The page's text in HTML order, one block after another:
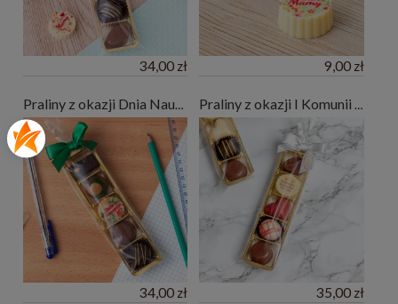
34,00 zł 9,00 zł
Praliny z okazji Dnia Nauczyciela - 5 szt.
34,00 zł
Praliny z okazji I Komunii Świętej - 5 szt.
35,00 zł